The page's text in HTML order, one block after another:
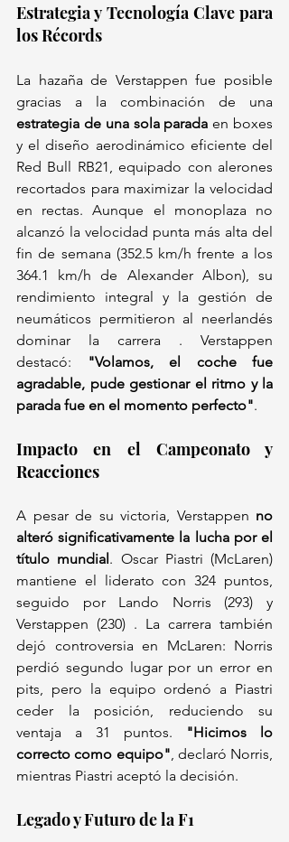
Estrategia y Tecnología Clave para
los Récords
La hazaña de Verstappen fue posible
estrategia de una sola parada en boxes
y el diseño aerodinámico eficiente del
Red Bull RB21, equipado con alerones
recortados para maximizar la velocidad
en rectas. Aunque el monoplaza no
alcanzó la velocidad punta más alta del
fin de semana (352.5 km/h frente a los
364.1 km/h de Alexander Albon), su
rendimiento integral y la gestión de
neumáticos permitieron al neerlandés
dominar la carrera . Verstappen
destacó:
"Volamos, el coche fue
agradable, pude gestionar el ritmo y la
parada fue en el momento perfecto".
Impacto en el Campeonato y
Reacciones
A pesar de su victoria, Verstappen no
alteró significativamente la lucha por el
título mundial. Oscar Piastri (McLaren)
mantiene el liderato con 324 puntos,
seguido por Lando Norris (293) y
Verstappen (230) . La carrera también
dejó controversia en McLaren: Norris
perdió segundo lugar por un error en
pits, pero la equipo ordenó a Piastri
ceder la posición, reduciendo su
ventaja a 31 puntos.
"Hicimos lo
correcto como equipo" , declaró Norris,
mientras Piastri aceptó la decisión.
Legado y Futuro de la F1